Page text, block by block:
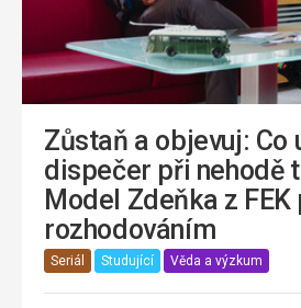
Zůstaň a objevuj: Co
dispečer při nehodě
Model Zdeňka z
rozhodováním
Seriál Studující Věda a výzkum